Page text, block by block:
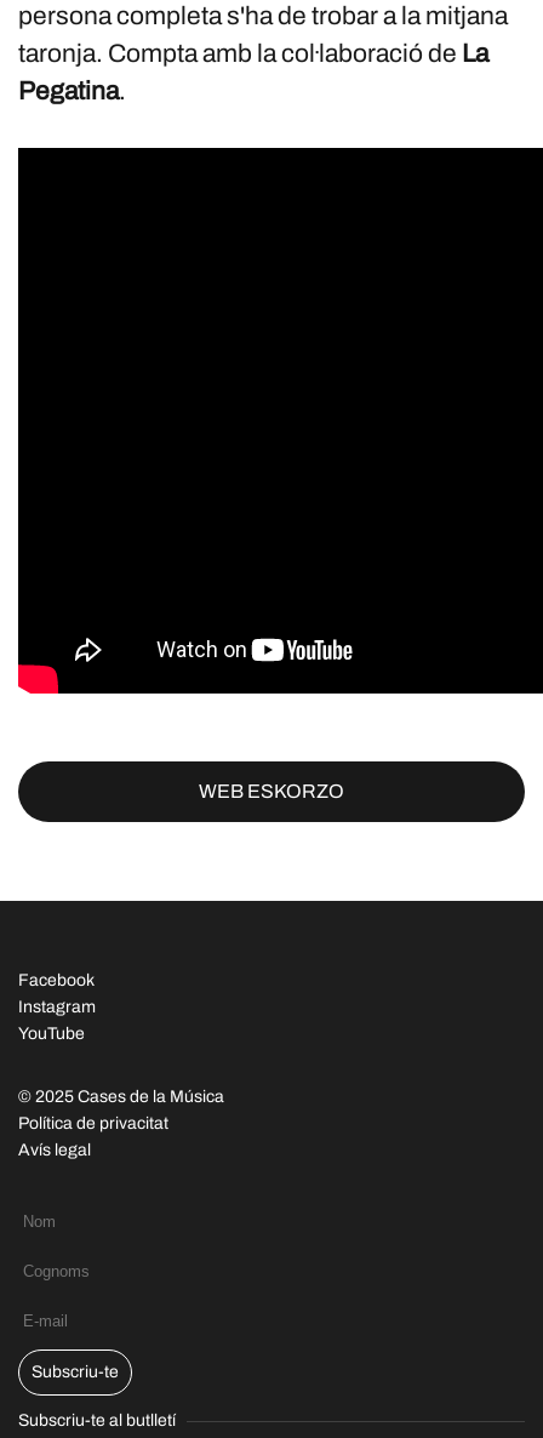
persona completa s'ha de trobar a la mitjana
taronja. Compta amb la col·laboració de La
Pegatina.
WEB ESKORZO
Facebook
Instagram
YouTube
© 2025 Cases de la Música
Política de privacitat
Avís legal
Subscriu-te
Subscriu-te al butlletí